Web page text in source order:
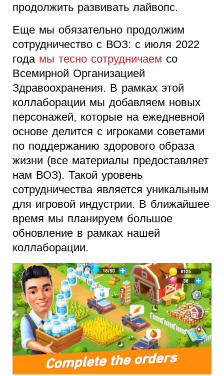
продолжить развивать лайвопс.
Еще мы обязательно продолжим
сотрудничество с ВОЗ: с июля 2022
года мы тесно сотрудничаем со
Всемирной Организацией
Здравоохранения. В рамках этой
коллаборации мы добавляем новых
персонажей, которые на ежедневной
основе делится с игроками советами
по поддержанию здорового образа
жизни (все материалы предоставляет
нам ВОЗ). Такой уровень
сотрудничества является уникальным
для игровой индустрии. В ближайшее
время мы планируем большое
обновление в рамках нашей
коллаборации.